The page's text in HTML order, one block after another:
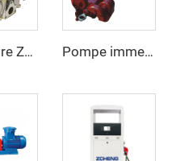
Débitmètre ZCM-90 Pompe immergée ZCSP-250L-R